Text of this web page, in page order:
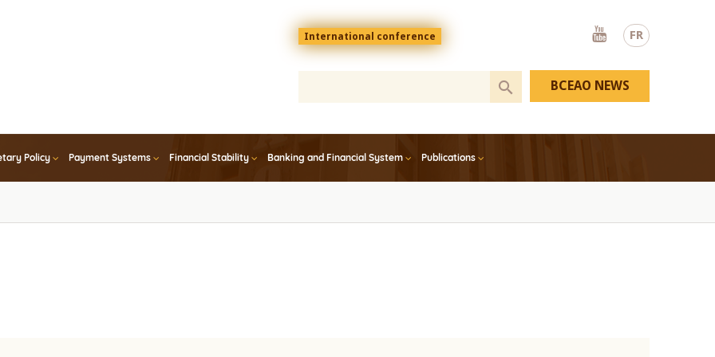
FR
Menu
top
En
International conference
Youtube
Policy Payment Systems Financial Stability Banking and Financial System Publications
BCEAO NEWS